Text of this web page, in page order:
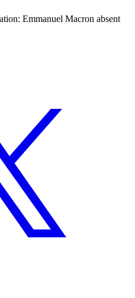
Emmanuel Macron absent